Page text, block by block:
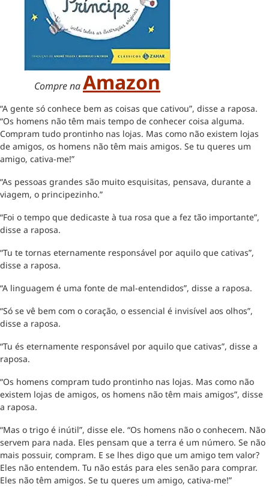
Compre naAmazon
“A gente só conhece bem as coisas que cativou”, disse a raposa.
“Os homens não têm mais tempo de conhecer coisa alguma.
Compram tudo prontinho nas lojas. Mas como não existem lojas
de amigos, os homens não têm mais amigos. Se tu queres um
amigo, cativa-me!”
“As pessoas grandes são muito esquisitas, pensava, durante a
viagem, o principezinho.”
“Foi o tempo que dedicaste à tua rosa que a fez tão importante”,
disse a raposa.
“Tu te tornas eternamente responsável por aquilo que cativas”,
disse a raposa.
“A linguagem é uma fonte de mal-entendidos”, disse a raposa.
“Só se vê bem com o coração, o essencial é invisível aos olhos”,
disse a raposa.
“Tu és eternamente responsável por aquilo que cativas”, disse a
raposa.
“Os homens compram tudo prontinho nas lojas. Mas como não
existem lojas de amigos, os homens não têm mais amigos”, disse
a raposa.
“Mas o trigo é inútil”, disse ele. “Os homens não o conhecem. Não
servem para nada. Eles pensam que a terra é um número. Se não
mais possuir, compram. E se lhes digo que um amigo tem valor?
Eles não entendem. Tu não estás para eles senão para comprar.
Eles não têm amigos. Se tu queres um amigo, cativa-me!”